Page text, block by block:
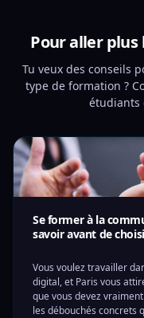
Pour aller
Tu veux des conseils
type de formation ?
étudiants
Se former à la
savoir avant de
Vous voulez travailler
digital, et Paris vous
que vous devez
les débouchés concrets